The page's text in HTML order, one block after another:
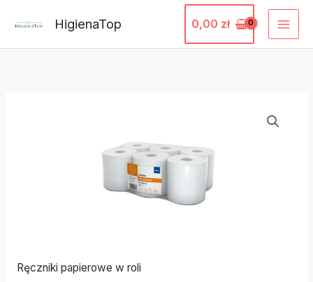
treści
HigienaTop 0,00 zł
Ręczniki papierowe w roli